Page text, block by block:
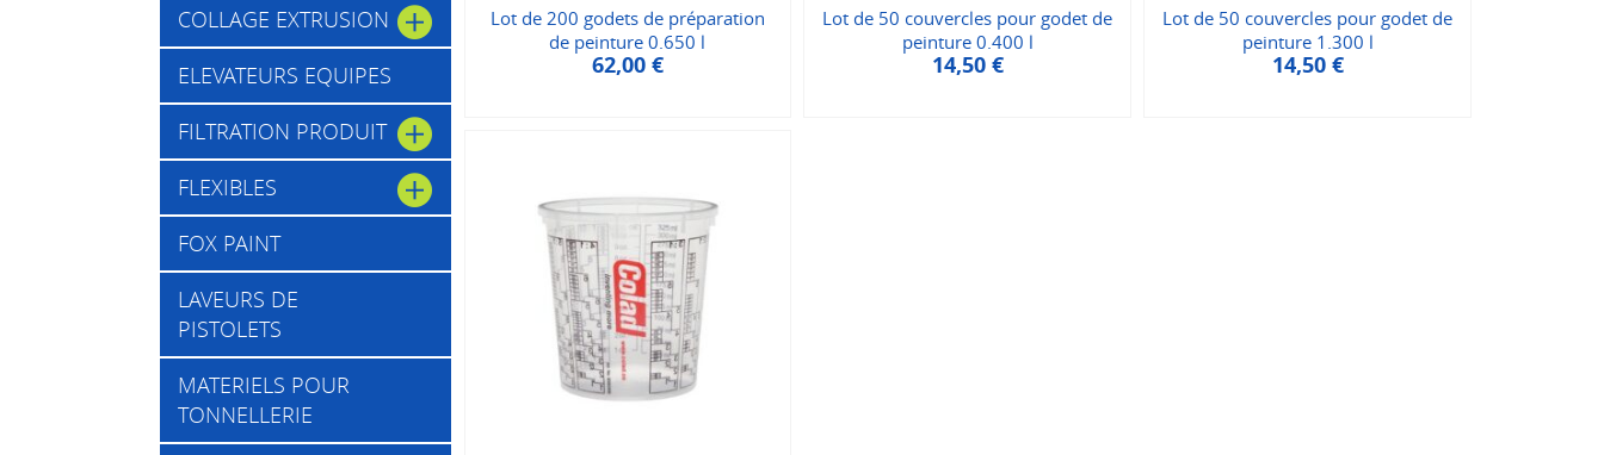
COLLAGE EXTRUSION
ELEVATEURS EQUIPES
FILTRATION PRODUIT
FLEXIBLES
FOX PAINT
LAVEURS DE
PISTOLETS
MATERIELS POUR
TONNELLERIE
Lot de 200 godets de préparation
de peinture 0.650 l
62,00 €
Lot de 50 couvercles pour godet de
peinture 0.400 l
14,50 €
Lot de 50 couvercles pour godet de
peinture 1.300 l
14,50 €